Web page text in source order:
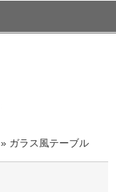
» ガラス風テーブル